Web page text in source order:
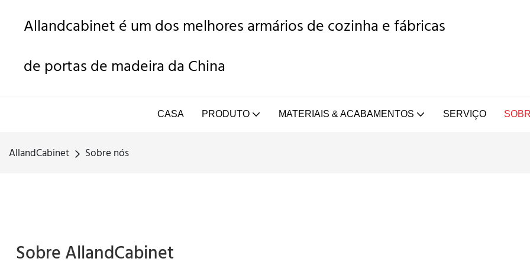
Allandcabinet é um dos melhores armários de cozinha e fábricas
de portas de madeira da China
CASA PRODUTO MATERIAIS & ACABAMENTOS SERVIÇO
AllandCabinet Sobre nós
Sobre AllandCabinet